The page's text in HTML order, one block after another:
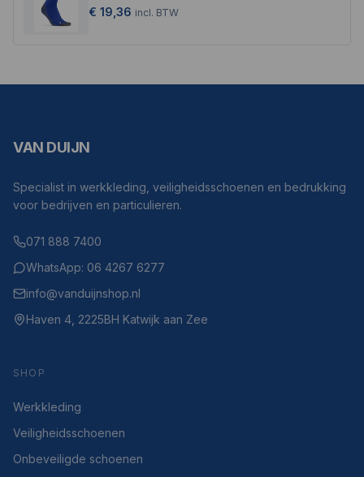
€ 19,36 incl. BTW
VAN DUIJN
Specialist in werkkleding, veiligheidsschoenen en bedrukking
voor bedrijven en particulieren.
071 888 7400
WhatsApp: 06 4267 6277
info@vanduijnshop.nl
Haven 4, 2225BH Katwijk aan Zee
SHOP
Werkkleding
Veiligheidsschoenen
Onbeveiligde schoenen